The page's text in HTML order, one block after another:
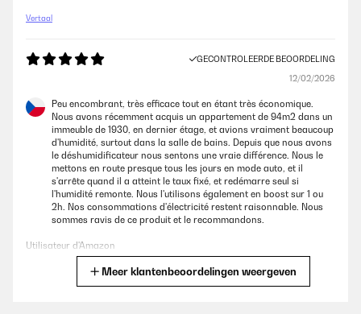
Vertaal
GECONTROLEERDE BEOORDELING
12/02/2026
Peu encombrant, très efficace tout en étant très économique.
Nous avons récemment acquis un appartement de 94m2 dans un
immeuble de 1930, en dernier étage, et avions vraiment beaucoup
d'humidité, surtout dans la salle de bains. Depuis que nous avons
le déshumidificateur nous sentons une vraie différence. Nous le
mettons en route presque tous les jours en mode auto, et il
s'arrête quand il a atteint le taux fixé, et redémarre seul si
l'humidité remonte. Nous l'utilisons également en boost sur 1 ou
2h. Nos consommations d'électricité restent raisonnable. Nous
sommes ravis de ce produit et le recommandons.
Utilisateur d'Amazon
Meer klantenbeoordelingen weergeven